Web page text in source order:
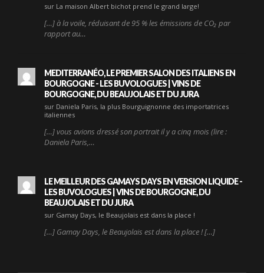
sur La maison Albert bichot prend le grand large!
[…] à la voile, réduisant de 95 % les émissions de CO₂ par
rapport au…
MEDITERRANÉO, LE PREMIER SALON DES ITALIENS EN
BOURGOGNE - LES BUVOLOGUES | VINS DE
BOURGOGNE, DU BEAUJOLAIS ET DU JURA
sur Daniela Paris, la plus Bourguignonne des importatrices
italiennes
[…] vous avions dressé son portrait il y a cinq mois (lire :
Daniela Paris,…
LE MEILLEUR DES GAMAYS DAYS EN VERSION LIQUIDE -
LES BUVOLOGUES | VINS DE BOURGOGNE, DU
BEAUJOLAIS ET DU JURA
sur Gamay Days, le Beaujolais est dans la place !
[…] Gamay Days, le Beaujolais est dans la place ! […]